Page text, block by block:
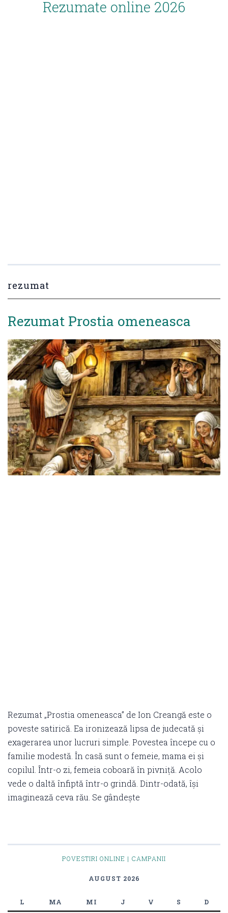
Rezumate online 2026
rezumat
Rezumat Prostia omeneasca
Rezumat „Prostia omeneasca” de Ion Creangă este o
poveste satirică. Ea ironizează lipsa de judecată și
exagerarea unor lucruri simple. Povestea începe cu o
familie modestă. În casă sunt o femeie, mama ei și
copilul. Într-o zi, femeia coboară în pivniță. Acolo
vede o daltă înfiptă într-o grindă. Dintr-odată, își
imaginează ceva rău. Se gândește
POVESTIRI ONLINE | CAMPANII
AUGUST 2026
L MA MI J V S D